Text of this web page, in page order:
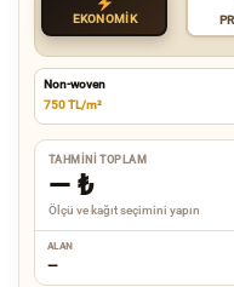
EKONOMİK
Non-woven
750 TL/m²
TAHMINI TOPLAM
— ₺
Ölçü ve kağıt seçimini yapın
ALAN
—